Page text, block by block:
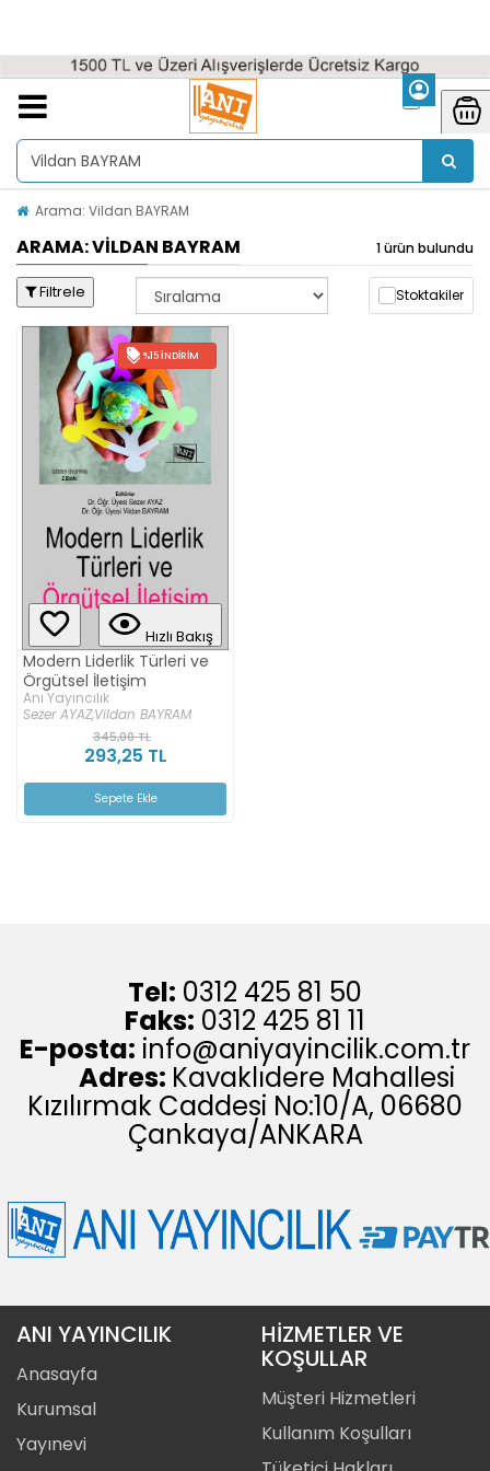
Arama: Vildan BAYRAM
ARAMA: VILDAN BAYRAM 1 ürün bulundu
Filtrele Stoktakiler
%15 İNDIRIM
Hızlı Bakış
Modern Liderlik Türleri ve
Örgütsel İletişim
Anı Yayıncılık
Sezer AYAZ,Vildan BAYRAM
345,00 TL
293,25 TL
Sepete Ekle
Tel: 0312 425 81 50
Faks: 0312 425 81 11
E-posta: info@aniyayincilik.com.tr
Adres: Kavaklıdere Mahallesi
Kızılırmak Caddesi No:10/A, 06680
Çankaya/ANKARA
ANI YAYINCILIK
Anasayfa
Kurumsal
Yayınevi
HİZMETLER VE
KOŞULLAR
Müşteri Hizmetleri
Kullanım Koşulları